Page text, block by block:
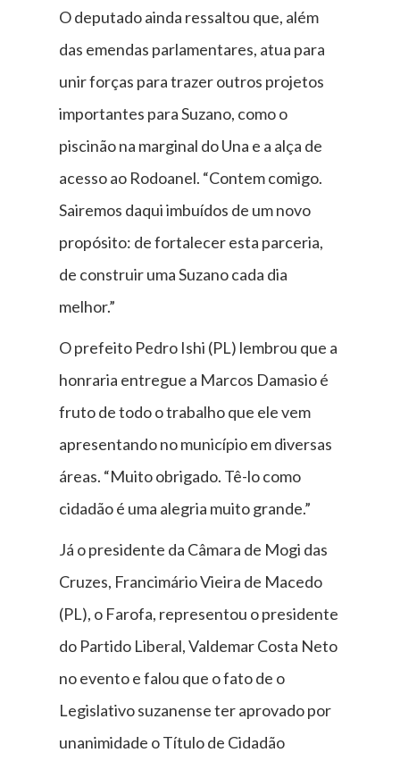
O deputado ainda ressaltou que, além
das emendas parlamentares, atua para
unir forças para trazer outros projetos
importantes para Suzano, como o
piscinão na marginal do Una e a alça de
acesso ao Rodoanel. “Contem comigo.
Sairemos daqui imbuídos de um novo
propósito: de fortalecer esta parceria,
de construir uma Suzano cada dia
melhor.”
O prefeito Pedro Ishi (PL) lembrou que a
honraria entregue a Marcos Damasio é
fruto de todo o trabalho que ele vem
apresentando no município em diversas
áreas. “Muito obrigado. Tê-lo como
cidadão é uma alegria muito grande.”
Já o presidente da Câmara de Mogi das
Cruzes, Francimário Vieira de Macedo
(PL), o Farofa, representou o presidente
do Partido Liberal, Valdemar Costa Neto
no evento e falou que o fato de o
Legislativo suzanense ter aprovado por
unanimidade o Título de Cidadão